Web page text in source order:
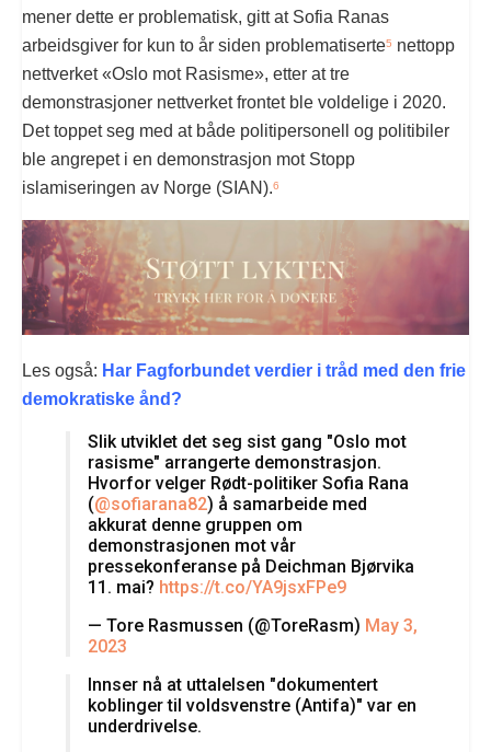
mener dette er problematisk, gitt at Sofia Ranas
arbeidsgiver for kun to år siden problematiserte5 nettopp
nettverket «Oslo mot Rasisme», etter at tre
demonstrasjoner nettverket frontet ble voldelige i 2020.
Det toppet seg med at både politipersonell og politibiler
ble angrepet i en demonstrasjon mot Stopp
islamiseringen av Norge (SIAN).6
Les også: Har Fagforbundet verdier i tråd med den frie
demokratiske ånd?
Slik utviklet det seg sist gang "Oslo mot
rasisme" arrangerte demonstrasjon.
Hvorfor velger Rødt-politiker Sofia Rana
(@sofiarana82) å samarbeide med
akkurat denne gruppen om
demonstrasjonen mot vår
pressekonferanse på Deichman Bjørvika
11. mai? https://t.co/YA9jsxFPe9
— Tore Rasmussen (@ToreRasm) May 3,
2023
Innser nå at uttalelsen "dokumentert
koblinger til voldsvenstre (Antifa)" var en
underdrivelse.